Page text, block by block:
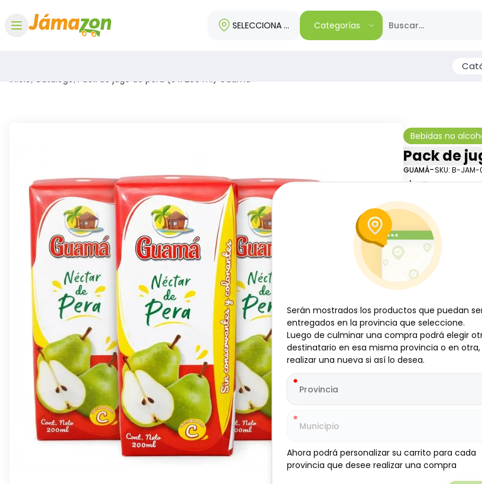
SELECCIONA TU REGIÓNCategorías
Inicio/ Catálogo/ Pack de jugo de pera (3 x 200 ml) Guamá
Bebidas no
Pack de
GUAMÁ-SKU: B-JAM-
$ 2
Especificaciones
Pack de jugo de
para disfrutar
pera, ofrece
escolares o
consumo y
Serán mostrados los productos que puedan
entregados en la provincia que seleccione.
Luego de culminar una compra podrá elegir
destinatario en esa misma provincia o en otra,
realizar una nueva si así lo desea.
Ahora podrá personalizar su carrito para cada
provincia que desee realizar una compra
Serán mostrados los productos que puedan
entregados en la provincia que seleccione.
Luego de culminar una compra podrá elegir
destinatario en esa misma provincia o en otra,
realizar una nueva si así lo desea.
Ahora podrá personalizar su carrito para cada
provincia que desee realizar una compra